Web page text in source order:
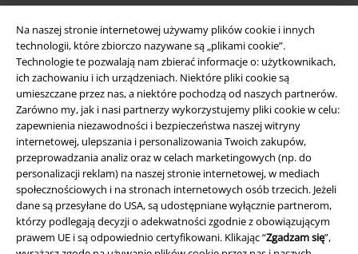
Na naszej stronie internetowej używamy plików cookie i innych
technologii, które zbiorczo nazywane są „plikami cookie”.
Technologie te pozwalają nam zbierać informacje o: użytkownikach,
ich zachowaniu i ich urządzeniach. Niektóre pliki cookie są
umieszczane przez nas, a niektóre pochodzą od naszych partnerów.
Zarówno my, jak i nasi partnerzy wykorzystujemy pliki cookie w celu:
zapewnienia niezawodności i bezpieczeństwa naszej witryny
internetowej, ulepszania i personalizowania Twoich zakupów,
przeprowadzania analiz oraz w celach marketingowych (np. do
personalizacji reklam) na naszej stronie internetowej, w mediach
społecznościowych i na stronach internetowych osób trzecich. Jeżeli
dane są przesyłane do USA, są udostępniane wyłącznie partnerom,
którzy podlegają decyzji o adekwatności zgodnie z obowiązującym
prawem UE i są odpowiednio certyfikowani. Klikając “Zgadzam się”,
Informacje prawne
Regulamin
Dane firmy